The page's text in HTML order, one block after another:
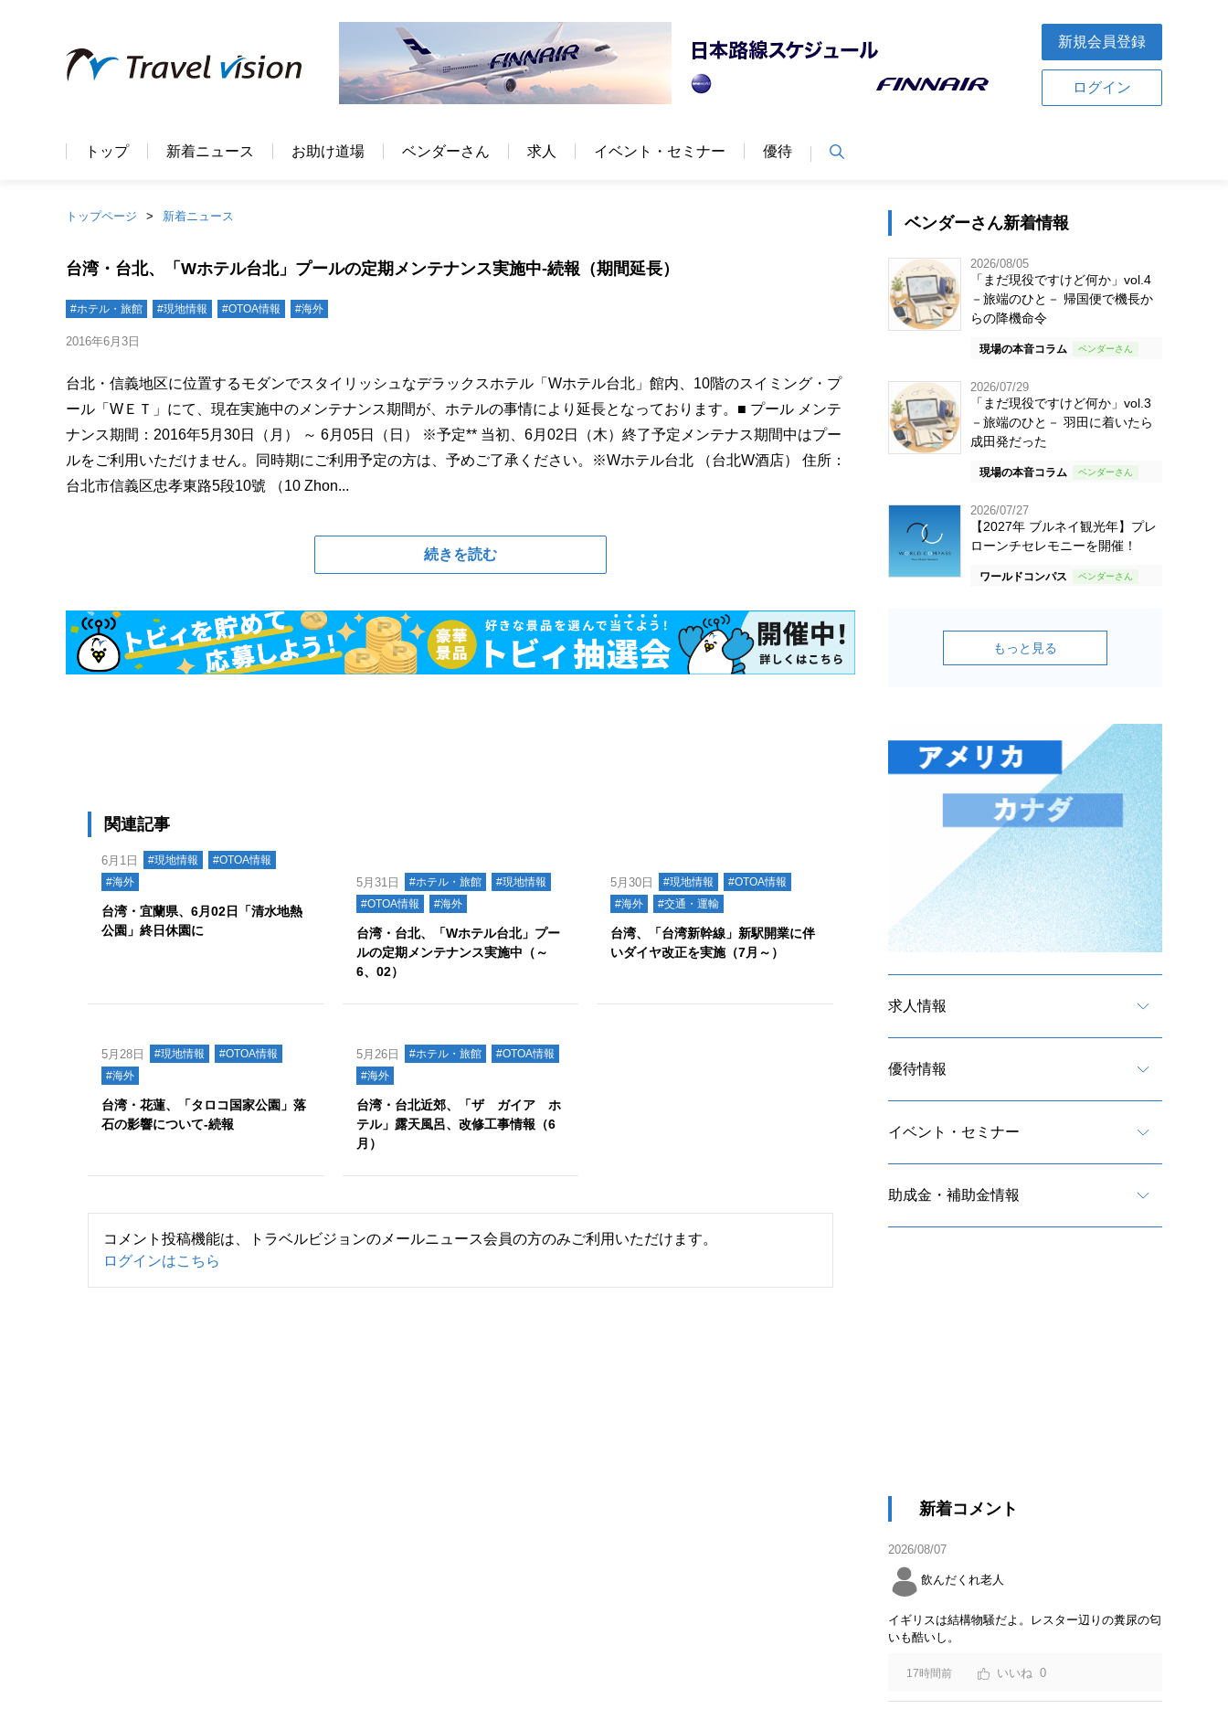
新規会員登録
ログイン
トップ 新着ニュース お助け道場 ベンダーさん 求人 イベント・セミナー 優待
トップページ 新着ニュース
台湾・台北、「Wホテル台北」プールの定期メンテナンス実施中‐続報（期間延長）
#ホテル・旅館 #現地情報 #OTOA情報 #海外
2016年6月3日
台北・信義地区に位置するモダンでスタイリッシュなデラックスホテル「Wホテル台北」館内、10階のスイミング・プ
ール「WＥＴ」にて、現在実施中のメンテナンス期間が、ホテルの事情により延長となっております。■ プール メンテ
ナンス期間：2016年5月30日（月） ～ 6月05日（日） ※予定** 当初、6月02日（木）終了予定メンテナス期間中はプー
ルをご利用いただけません。同時期にご利用予定の方は、予めご了承ください。※Wホテル台北 （台北W酒店） 住所：
台北市信義区忠孝東路5段10號 （10 Zhon...
続きを読む
関連記事
6月1日 #現地情報
#OTOA情報
#海外
台湾・宜蘭県、6月02日「清水地熱
公園」終日休園に
5月31日 #ホテル・旅館
#現地情報
#OTOA情報
#海外
台湾・台北、「Wホテル台北」プー
ルの定期メンテナンス実施中（～
6、02）
5月30日 #現地情報
#OTOA情報
#海外
#交通・運輸
台湾、「台湾新幹線」新駅開業に伴
いダイヤ改正を実施（7月～）
5月28日 #現地情報
#OTOA情報
#海外
台湾・花蓮、「タロコ国家公園」落
石の影響について‐続報
5月26日 #ホテル・旅館
#OTOA情報
#海外
台湾・台北近郊、「ザ ガイア ホ
テル」露天風呂、改修工事情報（6
月）
コメント投稿機能は、トラベルビジョンのメールニュース会員の方のみご利用いただけます。
ログインはこちら
ベンダーさん新着情報
2026/08/05
「まだ現役ですけど何か」vol.4
－旅端のひと－ 帰国便で機長か
らの降機命令
現場の本音コラム
2026/07/29
「まだ現役ですけど何か」vol.3
－旅端のひと－ 羽田に着いたら
成田発だった
現場の本音コラム
2026/07/27
【2027年 ブルネイ観光年】プレ
ローンチセレモニーを開催！
ワールドコンパス
もっと見る
求人情報
優待情報
イベント・セミナー
助成金・補助金情報
新着コメント
2026/08/07
飲んだくれ老人
イギリスは結構物騒だよ。レスター辺りの糞尿の匂
いも酷いし。
17時間前 0